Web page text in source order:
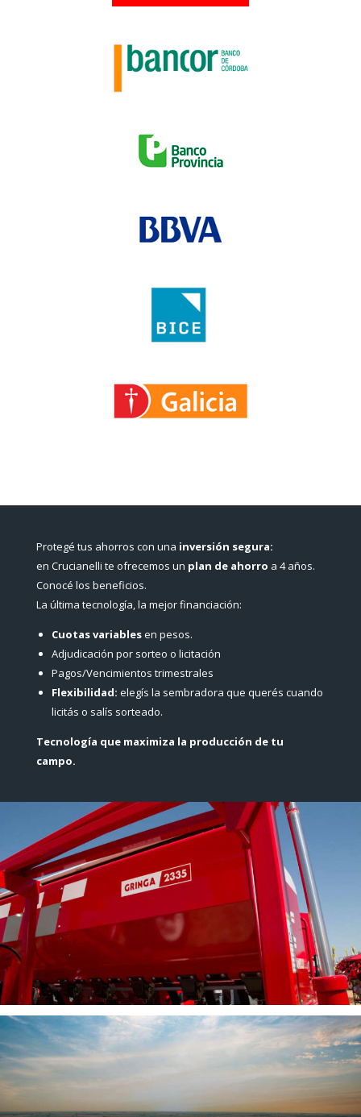
Protegé tus ahorros con una inversión segura:
en Crucianelli te ofrecemos un plan de ahorro a 4 años.
Conocé los beneficios.
La última tecnología, la mejor financiación:
Cuotas variablesen pesos.
Adjudicación por sorteo o licitación
Pagos/Vencimientos trimestrales
Flexibilidad:elegís la sembradora que querés cuando
licitás o salís sorteado.
Tecnología que maximiza la producción de tu
campo.